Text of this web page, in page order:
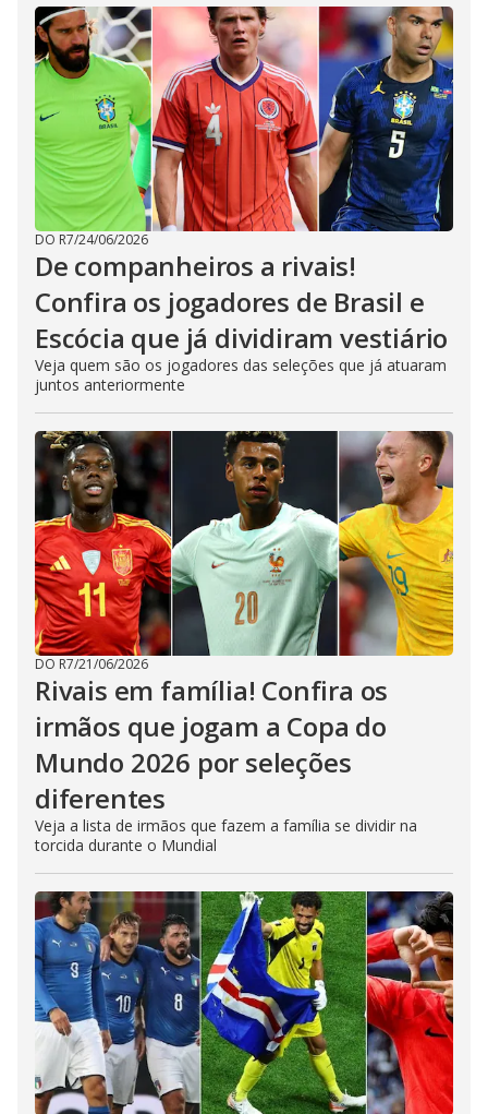
DO R7/24/06/2026
De companheiros a rivais!
Confira os jogadores de Brasil e
Escócia que já dividiram vestiário
Veja quem são os jogadores das seleções que já atuaram
juntos anteriormente
DO R7/21/06/2026
Rivais em família! Confira os
irmãos que jogam a Copa do
Mundo 2026 por seleções
diferentes
Veja a lista de irmãos que fazem a família se dividir na
torcida durante o Mundial